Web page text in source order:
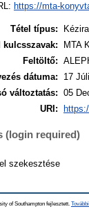
https://mta-
Tétel típus:
kulcsszavak:
MTA
Feltöltő:
dátuma:
17
változtatás:
05
URI:
(login required)
szekesztése
of Southampton fejlesztett.